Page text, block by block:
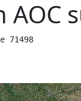
71498